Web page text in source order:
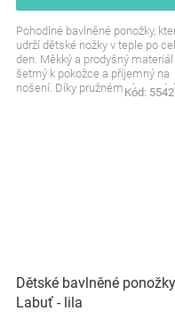
Pohodlné bavlněné ponožky,
udrží dětské nožky v teple po
den. Měkký a prodyšný
šetrný k pokožce a příjemný na
nošení. Díky pružnému lemu
Kód:
Dětské bavlněné ponožky
Labuť - lila